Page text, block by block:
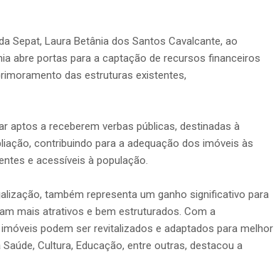
Sepat, Laura Betânia dos Santos Cavalcante, ao
abre portas para a captação de recursos financeiros
das estruturas existentes,
aptos a receberem verbas públicas, destinadas à
contribuindo para a adequação dos imóveis às
e acessíveis à população.
também representa um ganho significativo para
mais atrativos e bem estruturados. Com a
podem ser revitalizados e adaptados para melhor
Cultura, Educação, entre outras, destacou a